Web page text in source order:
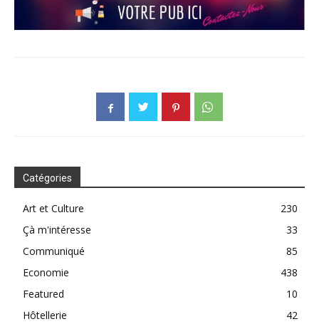
Catégories
Art et Culture
230
Çà m'intéresse
33
Communiqué
85
Economie
438
Featured
10
Hôtellerie
42